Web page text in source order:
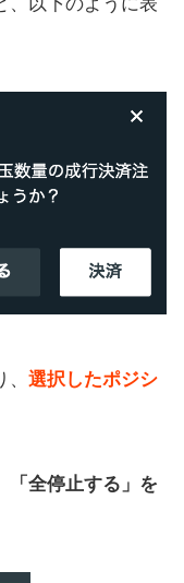
選択したポジシ
「全停止する」を